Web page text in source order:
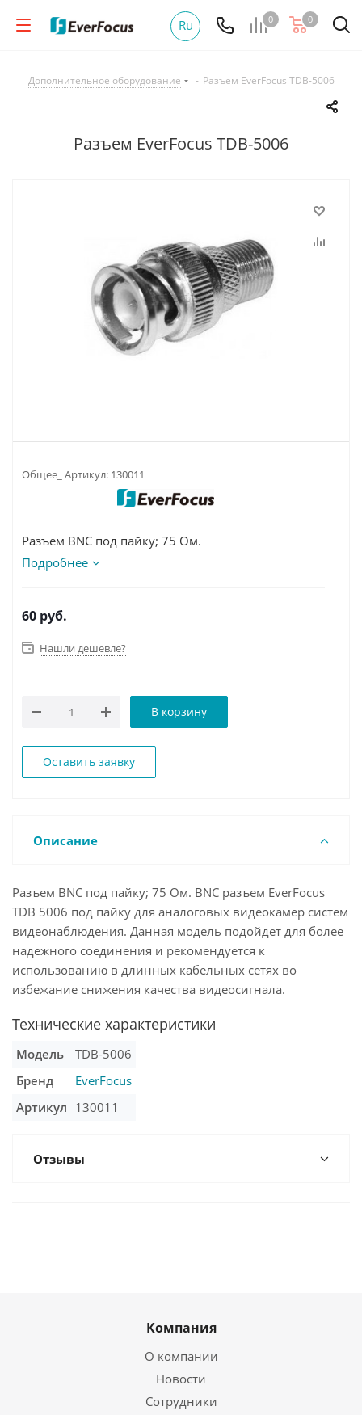
0 0
Ru
Дополнительное оборудование - Разъем EverFocus TDB-5006
Разъем EverFocus TDB-5006
Общее_ Артикул: 130011
Разъем BNC под пайку; 75 Ом.
Подробнее
60 руб.
Нашли дешевле?
В корзину
Оставить заявку
Описание
Разъем BNC под пайку; 75 Ом. BNC разъем EverFocus
TDB 5006 под пайку для аналоговых видеокамер систем
видеонаблюдения. Данная модель подойдет для более
надежного соединения и рекомендуется к
использованию в длинных кабельных сетях во
избежание снижения качества видеосигнала.
Технические характеристики
Модель
TDB-5006
Бренд
EverFocus
Артикул 130011
Отзывы
Компания
О компании
Новости
Сотрудники